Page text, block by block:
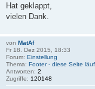
Hat geklappt,
vielen Dank.
von MatAf
Fr 18. Dez 2015, 18:33
Forum: Einstellung
Thema: Footer - diese Seite läuft
Antworten: 2
Zugriffe: 120148